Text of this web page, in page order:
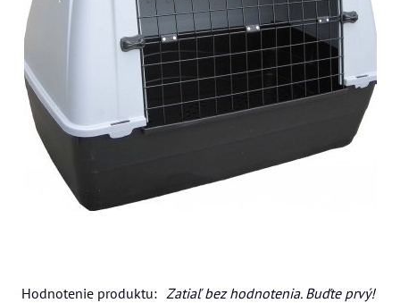
Hodnotenie produktu: Zatiaľ bez hodnotenia. Buďte prvý!